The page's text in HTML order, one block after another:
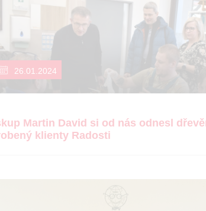
26.01.2024
Martin David si od nás odnesl
klienty Radosti